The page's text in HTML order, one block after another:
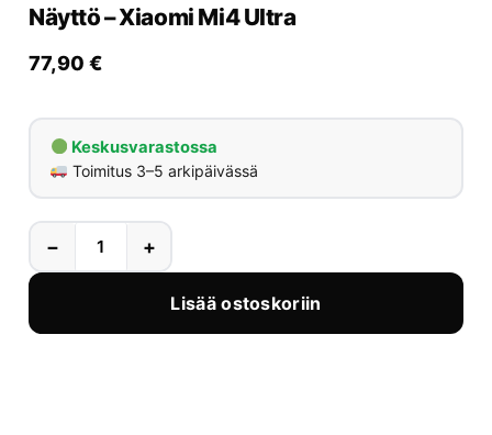
Varaa huolto
Näyttö – Xiaomi Mi4 Ultra
77,90 €
Keskusvarastossa
Toimitus 3–5 arkipäivässä
− +
Lisää ostoskoriin